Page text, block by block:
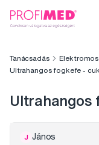
Tanácsadás
Ultrahangos fogkefe -
Ultrahangos
J János